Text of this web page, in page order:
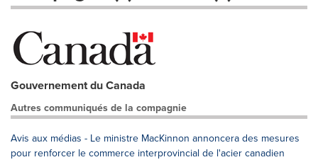
Gouvernement du Canada
Autres communiqués de la compagnie
Avis aux médias - Le ministre MacKinnon annoncera des mesures
pour renforcer le commerce interprovincial de l'acier canadien